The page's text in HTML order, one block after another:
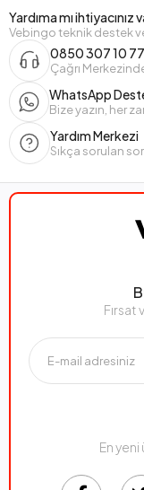
Yardıma mı ihtiyacınız
Vebingo teknik destek
0850 307 10 77
Çağrı
WhatsApp
Bize yazın, her
Yardım Merkezi
Sıkça sorulan
Fırsat
En